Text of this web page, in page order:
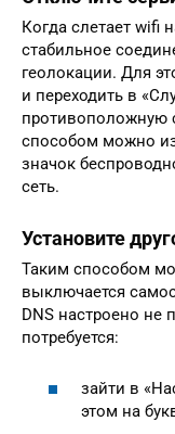
Когда слетает wifi
стабильное
геолокации. Для
и переходить в
противоположную
способом можно
значок
сеть.
Установите
Таким способом
выключается
DNS настроено не
потребуется:
зайти в
этом на